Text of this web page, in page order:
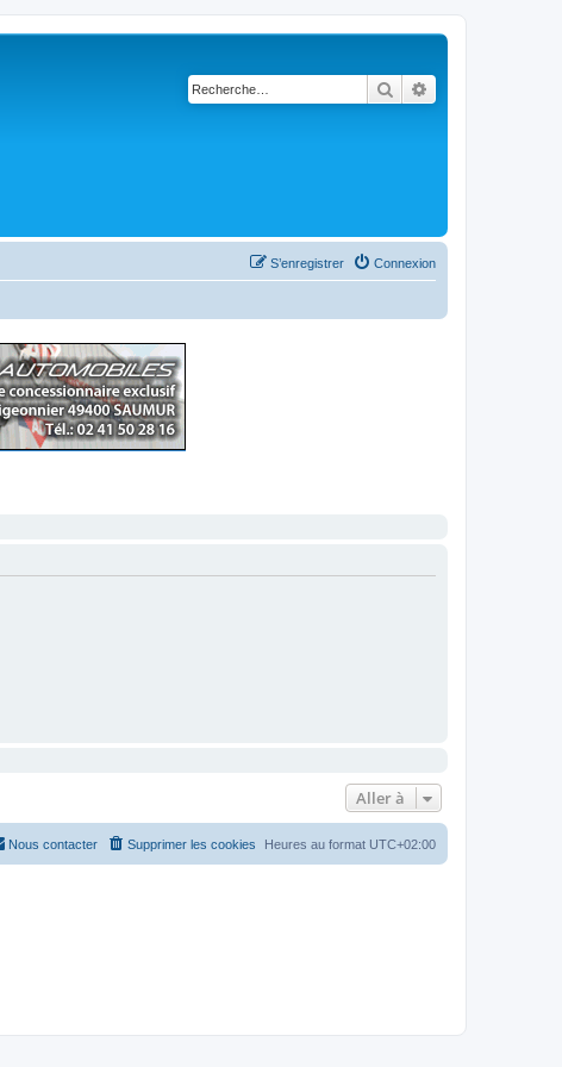
Rechercher
Connexion
S’enregistrer
Aller à
Heures au format UTC+02:00
Supprimer les cookies
Nous contacter